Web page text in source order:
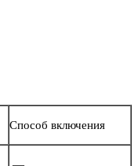
Способ включения